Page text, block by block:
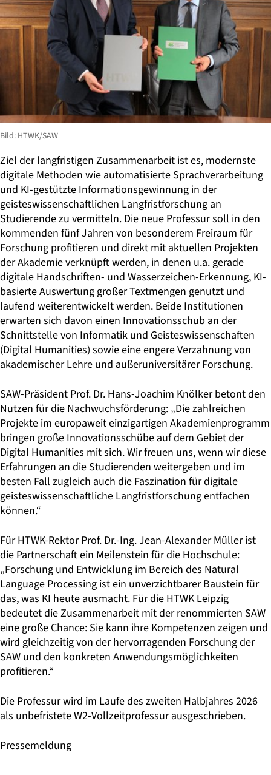
Bild: HTWK/SAW
Ziel der langfristigen Zusammenarbeit ist es, modernste
digitale Methoden wie automatisierte Sprachverarbeitung
und KI-gestützte Informationsgewinnung in der
geisteswissenschaftlichen Langfristforschung an
Studierende zu vermitteln. Die neue Professur soll in den
kommenden fünf Jahren von besonderem Freiraum für
Forschung profitieren und direkt mit aktuellen Projekten
der Akademie verknüpft werden, in denen u.a. gerade
digitale Handschriften- und Wasserzeichen-Erkennung, KI-
basierte Auswertung großer Textmengen genutzt und
laufend weiterentwickelt werden. Beide Institutionen
erwarten sich davon einen Innovationsschub an der
Schnittstelle von Informatik und Geisteswissenschaften
(Digital Humanities) sowie eine engere Verzahnung von
akademischer Lehre und außeruniversitärer Forschung.
SAW-Präsident Prof. Dr. Hans-Joachim Knölker betont den
Nutzen für die Nachwuchsförderung: „Die zahlreichen
Projekte im europaweit einzigartigen Akademienprogramm
bringen große Innovationsschübe auf dem Gebiet der
Digital Humanities mit sich. Wir freuen uns, wenn wir diese
Erfahrungen an die Studierenden weitergeben und im
besten Fall zugleich auch die Faszination für digitale
geisteswissenschaftliche Langfristforschung entfachen
können.“
Für HTWK-Rektor Prof. Dr.-Ing. Jean-Alexander Müller ist
die Partnerschaft ein Meilenstein für die Hochschule:
„Forschung und Entwicklung im Bereich des Natural
Language Processing ist ein unverzichtbarer Baustein für
das, was KI heute ausmacht. Für die HTWK Leipzig
bedeutet die Zusammenarbeit mit der renommierten SAW
eine große Chance: Sie kann ihre Kompetenzen zeigen und
wird gleichzeitig von der hervorragenden Forschung der
SAW und den konkreten Anwendungsmöglichkeiten
profitieren.“
Die Professur wird im Laufe des zweiten Halbjahres 2026
als unbefristete W2-Vollzeitprofessur ausgeschrieben.
Pressemeldung